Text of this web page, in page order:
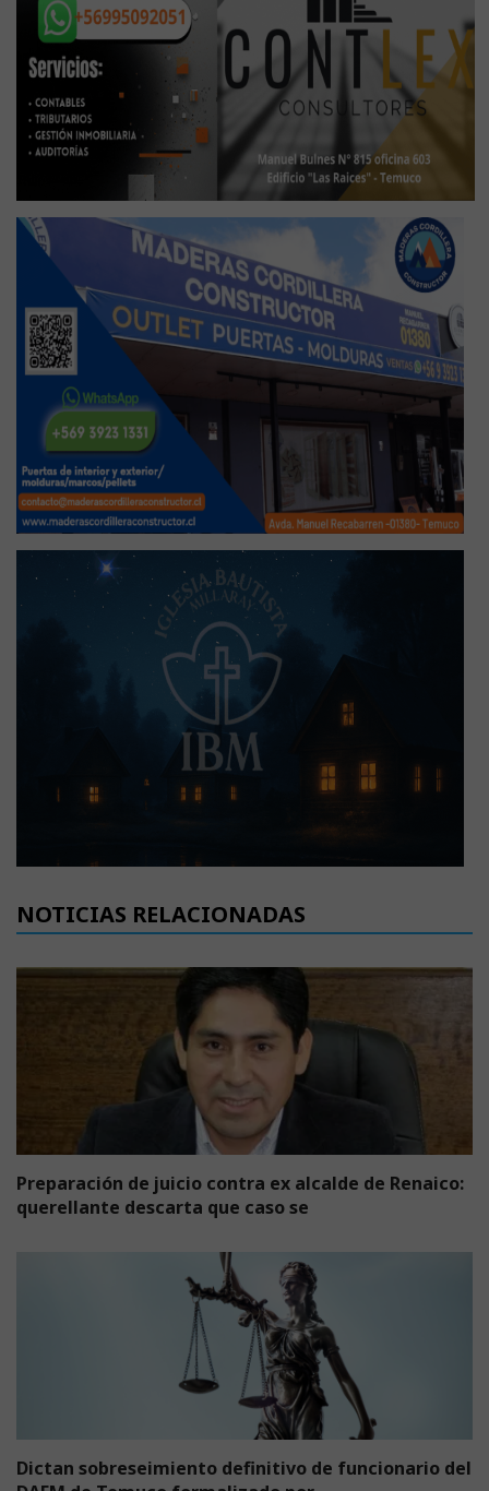
NOTICIAS RELACIONADAS
Preparación de juicio contra ex alcalde de Renaico:
querellante descarta que caso se
Dictan sobreseimiento definitivo de funcionario del